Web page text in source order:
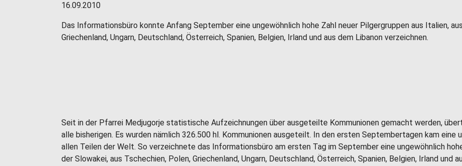
16.09.2010
Das Informationsbüro konnte Anfang September eine ungewöhnlich hohe Zahl neuer Pilgergruppen aus Italien,
Griechenland, Ungarn, Deutschland, Österreich, Spanien, Belgien, Irland und aus dem Libanon verzeichnen.
Seit in der Pfarrei Medjugorje statistische Aufzeichnungen über ausgeteilte Kommunionen gemacht werden,
alle bisherigen. Es wurden nämlich 326.500 hl. Kommunionen ausgeteilt. In den ersten Septembertagen kam eine
allen Teilen der Welt. So verzeichnete das Informationsbüro am ersten Tag im September eine ungewöhnlich
der Slowakei, aus Tschechien, Polen, Griechenland, Ungarn, Deutschland, Österreich, Spanien, Belgien, Irland und